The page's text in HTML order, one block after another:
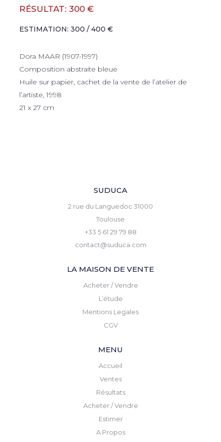
RÉSULTAT: 300 €
ESTIMATION: 300 / 400 €
Dora MAAR (1907-1997)
Composition abstraite bleue
Huile sur papier, cachet de la vente de l’atelier de
l’artiste, 1998
21 x 27 cm
SUDUCA
2 rue du Languedoc 31000
Toulouse
+33 5 61 29 79 88
contact@suduca.com
LA MAISON DE VENTE
Acheter / Vendre
L’étude
Mentions Legales
CGV
MENU
Accueil
Ventes
Résultats
Acheter / Vendre
Estimer
A Propos